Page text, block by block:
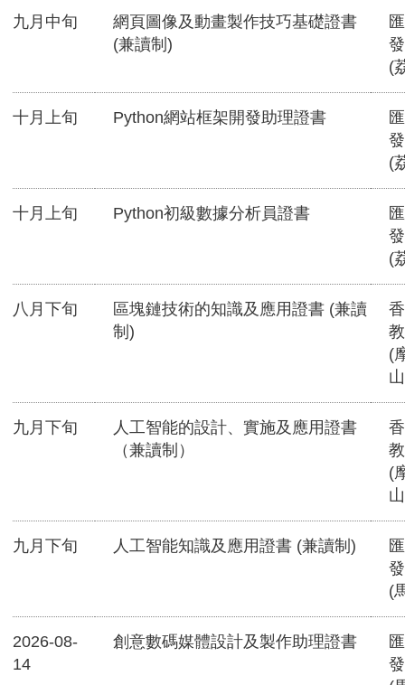
九月中旬
網頁圖像及動畫製作技巧基礎證書
(兼讀制)
(
十月上旬 Python網站框架開發助理證書
(
十月上旬 Python初級數據分析員證書
(
八月下旬
區塊鏈技術的知識及應用證書 (兼讀
制)
(
九月下旬
人工智能的設計、實施及應用證書
（兼讀制）
(
九月下旬 人工智能知識及應用證書 (兼讀制)
(
2026-08-
14
創意數碼媒體設計及製作助理證書